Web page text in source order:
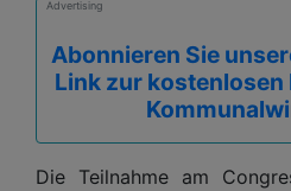
Advertising
Abonnieren Sie
Link zur kostenlosen
Die Teilnahme am